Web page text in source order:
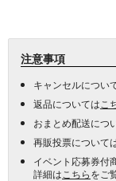
注意事項
キャンセルについ
返品については こ
おまとめ配送につ
再販投票について
イベント応募券付
詳細は こちらをご